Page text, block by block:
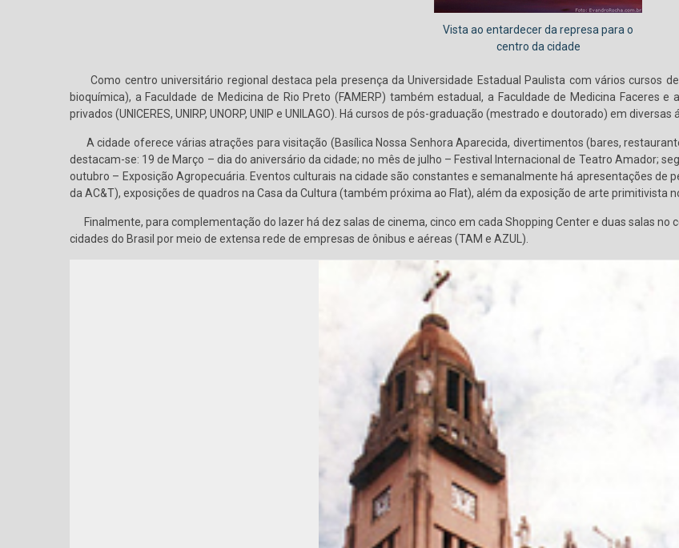
Vista ao entardecer da represa para o
centro da cidade
Como centro universitário regional destaca pela presença da Universidade Estadual Paulista com vários cursos
bioquímica), a Faculdade de Medicina de Rio Preto (FAMERP) também estadual, a Faculdade de Medicina Faceres
privados (UNICERES, UNIRP, UNORP, UNIP e UNILAGO). Há cursos de pós-graduação (mestrado e doutorado) em diversas
A cidade oferece várias atrações para visitação (Basílica Nossa Senhora Aparecida, divertimentos (bares,
destacam-se: 19 de Março – dia do aniversário da cidade; no mês de julho – Festival Internacional de Teatro Amador;
outubro – Exposição Agropecuária. Eventos culturais na cidade são constantes e semanalmente há apresentações de
da AC&T), exposições de quadros na Casa da Cultura (também próxima ao Flat), além da exposição de arte primitivista
Finalmente, para complementação do lazer há dez salas de cinema, cinco em cada Shopping Center e duas salas no
cidades do Brasil por meio de extensa rede de empresas de ônibus e aéreas (TAM e AZUL).